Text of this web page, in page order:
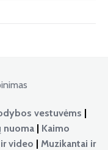
vestuvėms |
nuoma | Kaimo
video | Muzikantai ir